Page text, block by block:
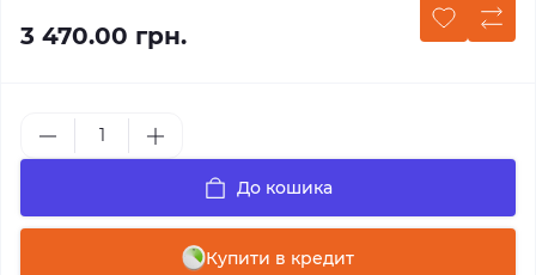
3 470.00 грн.
До кошика
Купити в кредит